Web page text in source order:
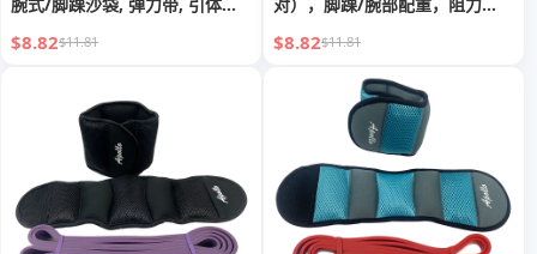
上辅助, 训练带, 长款弹力带套装
$8.82$11.81
带，引体向上辅助，锻炼带，长
身、训练、物理治疗
$8.82$11.81